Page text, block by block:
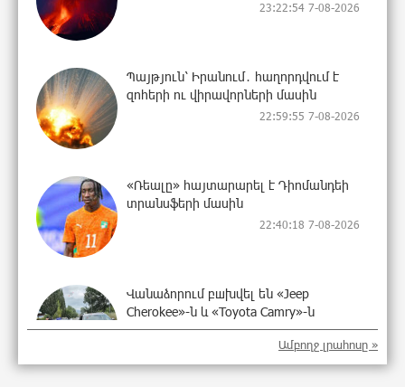
23:22:54 7-08-2026
Պայթյուն՝ Իրանում․ հաղորդվում է
զոհերի ու վիրավորների մասին
22:59:55 7-08-2026
«Ռեալը» հայտարարել է Դիոմանդեի
տրանսֆերի մասին
22:40:18 7-08-2026
Վանաձորում բшխվել են «Jeep
Cherokee»-ն և «Toyota Camry»-ն
22:21:15 7-08-2026
Ամբողջ լրահոսը »